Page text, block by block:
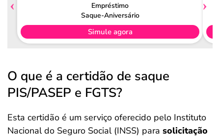
Empréstimo
Saque-Aniversário
Simule agora
O que é a certidão de saque
PIS/PASEP e FGTS?
Esta certidão é um serviço oferecido pelo Instituto
Nacional do Seguro Social (INSS) para solicitação